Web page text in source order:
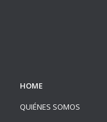
HOME
QUIÉNES SOMOS